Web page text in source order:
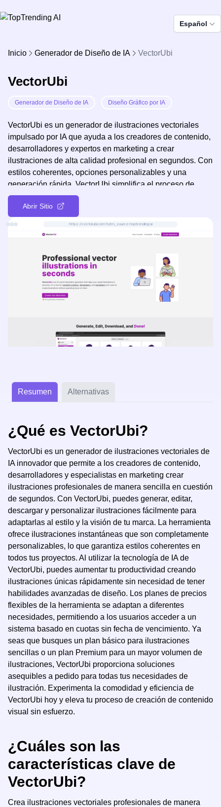
Español
Inicio Generador de Diseño de IA VectorUbi
VectorUbi
Generador de Diseño de IA Diseño Gráfico por IA
VectorUbi es un generador de ilustraciones vectoriales
impulsado por IA que ayuda a los creadores de contenido,
desarrolladores y expertos en marketing a crear
ilustraciones de alta calidad profesional en segundos. Con
estilos coherentes, opciones personalizables y una
generación rápida, VectorUbi simplifica el proceso de
ilustración y aumenta la productividad para los usuarios en
diversos proyectos.
Abrir Sitio
https://vectorubi.com?utm_source=toptrending-ai
Resumen Alternativas
¿Qué es VectorUbi?
VectorUbi es un generador de ilustraciones vectoriales de
IA innovador que permite a los creadores de contenido,
desarrolladores y especialistas en marketing crear
ilustraciones profesionales de manera sencilla en cuestión
de segundos. Con VectorUbi, puedes generar, editar,
descargar y personalizar ilustraciones fácilmente para
adaptarlas al estilo y la visión de tu marca. La herramienta
ofrece ilustraciones instantáneas que son completamente
personalizables, lo que garantiza estilos coherentes en
todos tus proyectos. Al utilizar la tecnología de IA de
VectorUbi, puedes aumentar tu productividad creando
ilustraciones únicas rápidamente sin necesidad de tener
habilidades avanzadas de diseño. Los planes de precios
flexibles de la herramienta se adaptan a diferentes
necesidades, permitiendo a los usuarios acceder a un
sistema basado en cuotas sin fecha de vencimiento. Ya
seas que busques un plan básico para ilustraciones
sencillas o un plan Premium para un mayor volumen de
ilustraciones, VectorUbi proporciona soluciones
asequibles a pedido para todas tus necesidades de
ilustración. Experimenta la comodidad y eficiencia de
VectorUbi hoy y eleva tu proceso de creación de contenido
visual sin esfuerzo.
¿Cuáles son las
características clave de
VectorUbi?
Crea ilustraciones vectoriales profesionales de manera